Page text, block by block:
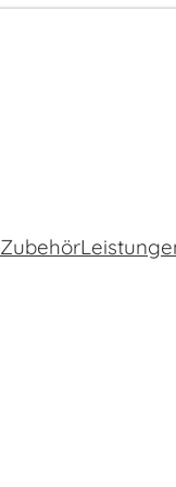
Zubehör